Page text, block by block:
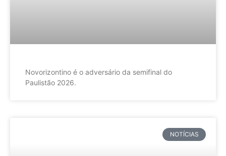
Novorizontino é o adversário da semifinal do
Paulistão 2026.
NOTÍCIAS